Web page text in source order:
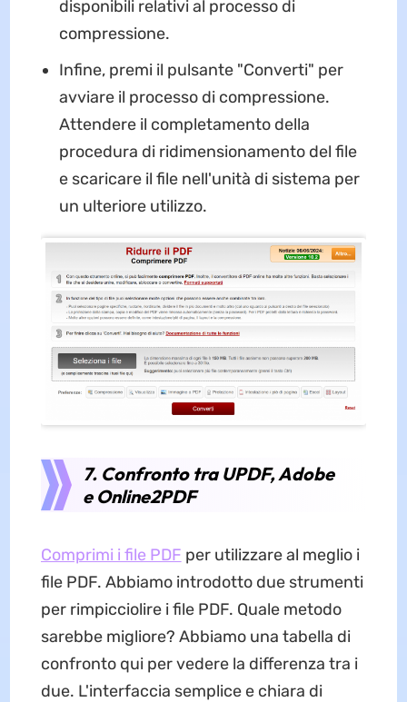
disponibili relativi al processo di
compressione.
Infine, premi il pulsante "Converti" per
avviare il processo di compressione.
Attendere il completamento della
procedura di ridimensionamento del file
e scaricare il file nell'unità di sistema per
un ulteriore utilizzo.
7. Confronto tra UPDF, Adobe
e Online2PDF
Comprimi i file PDF per utilizzare al meglio i
file PDF. Abbiamo introdotto due strumenti
per rimpicciolire i file PDF. Quale metodo
sarebbe migliore? Abbiamo una tabella di
confronto qui per vedere la differenza tra i
due. L'interfaccia semplice e chiara di